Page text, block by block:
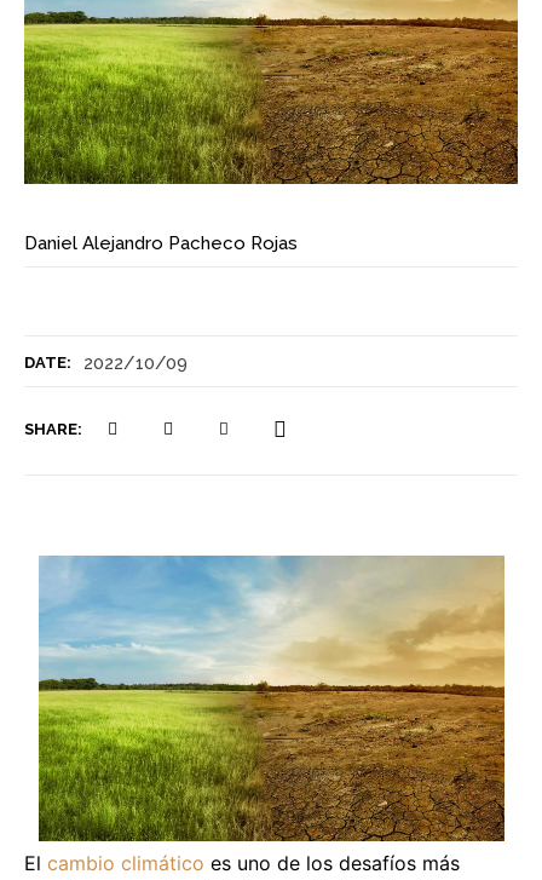
DATE: 2022/10/09
SHARE:
Daniel Alejandro Pacheco Rojas
El cambio climático es uno de los desafíos más